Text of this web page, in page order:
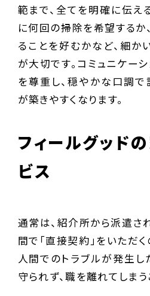
範まで、全てを明確に伝え
に何回の掃除を希望するか
ることを好むかなど、細か
が大切です。コミュニケー
を尊重し、穏やかな口調で
が築きやすくなります。
フィールグッド
ビス
通常は、紹介所から派遣さ
間で「直接契約」をいただ
人間でのトラブルが発生し
守られず、職を離れてしまう